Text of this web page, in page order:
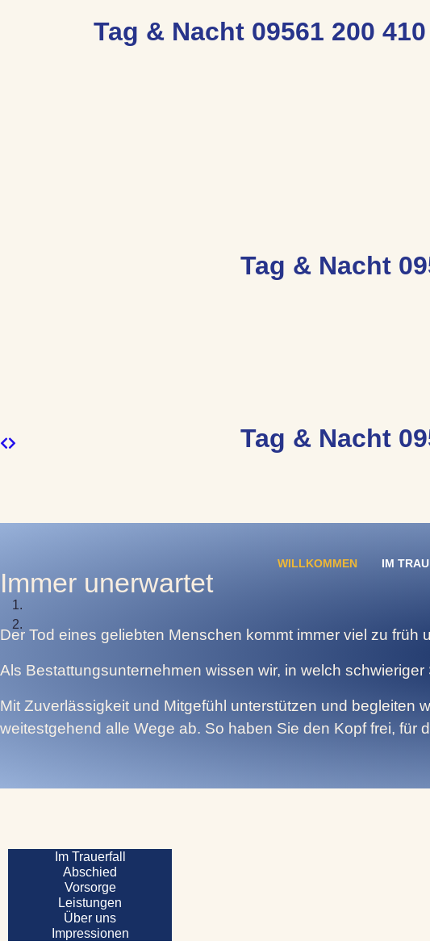
Tag & Nacht 09561 200 410
Tag & Nacht
Tag & Nacht
WILLKOMMEN IM
Immer unerwartet
Der Tod eines geliebten Menschen kommt immer viel zu früh
Als Bestattungsunternehmen wissen wir, in welch
Mit Zuverlässigkeit und Mitgefühl unterstützen und begleiten
weitestgehend alle Wege ab. So haben Sie den Kopf frei, für
Im Trauerfall
Abschied
Vorsorge
Leistungen
Über uns
Impressionen